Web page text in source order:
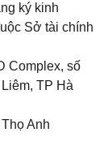
ký kinh
Sở tài chính
Complex, số
TP Hà
Anh